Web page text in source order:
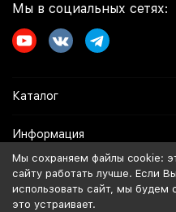
Мы в социальных сетях:
Каталог
Информация
Помощь
Мы сохраняем файлы cookie:
сайту работать лучше. Если
использовать сайт, мы будем
это устраивает.